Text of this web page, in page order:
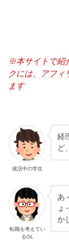
※本サイトで紹
クには、アフィ
ます
就活中の学生
経
ど
転職を考えてい
るOL
あ
ょ
か